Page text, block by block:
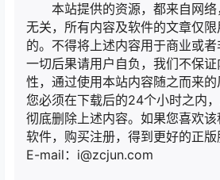
本站提供的资源，都来自网
无关，所有内容及软件的文章仅
的。不得将上述内容用于商业或者
一切后果请用户自负，我们不保证
性，通过使用本站内容随之而来的
您必须在下载后的24个小时之内
彻底删除上述内容。如果您喜欢
软件，购买注册，得到更好的正
E-mail：i@zcjun.com